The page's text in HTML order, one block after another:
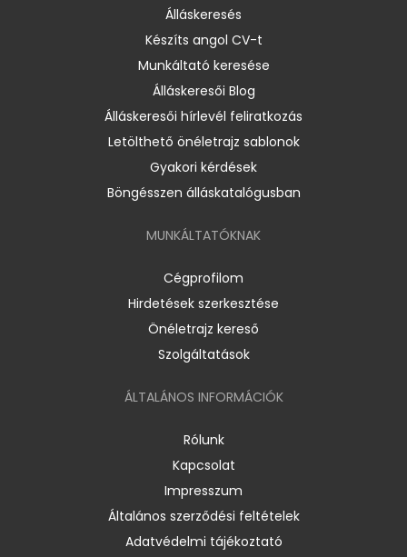
Álláskeresés
Készíts angol CV-t
Munkáltató keresése
Álláskeresői Blog
Álláskeresői hírlevél feliratkozás
Letölthető önéletrajz sablonok
Gyakori kérdések
Böngésszen álláskatalógusban
MUNKÁLTATÓKNAK
Cégprofilom
Hirdetések szerkesztése
Önéletrajz kereső
Szolgáltatások
ÁLTALÁNOS INFORMÁCIÓK
Rólunk
Kapcsolat
Impresszum
Általános szerződési feltételek
Adatvédelmi tájékoztató